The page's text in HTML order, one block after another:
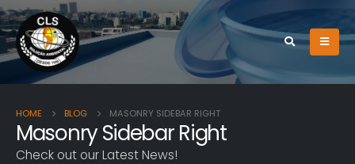
HOME BLOG MASONRY SIDEBAR RIGHT
Masonry Sidebar Right
Check out our Latest News!